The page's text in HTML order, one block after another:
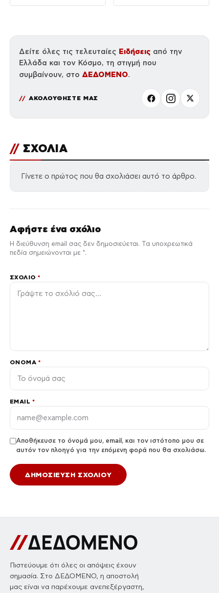
Δείτε όλες τις τελευταίες Ειδήσεις από την
Ελλάδα και τον Κόσμο, τη στιγμή που
συμβαίνουν, στο ΔΕΔΟΜΕΝΟ.
ΑΚΟΛΟΥΘΗΣΤΕ ΜΑΣ
// ΣΧΟΛΙΑ
Γίνετε ο πρώτος που θα σχολιάσει αυτό το άρθρο.
Αφήστε ένα σχόλιο
Η διεύθυνση email σας δεν δημοσιεύεται. Τα υποχρεωτικά
πεδία σημειώνονται με *.
ΣΧΌΛΙΟ*
ΌΝΟΜΑ *
EMAIL *
Αποθήκευσε το όνομά μου, email, και τον ιστότοπο μου σε
αυτόν τον πλοηγό για την επόμενη φορά που θα σχολιάσω.
Πιστεύουμε ότι όλες οι απόψεις έχουν
σημασία. Στο ΔΕΔΟΜΕΝΟ, η αποστολή
μας είναι να παρέχουμε ανεπεξέργαστη,